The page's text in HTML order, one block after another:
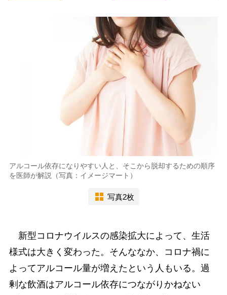
アルコール依存になりやすい人と、そこから脱却するための順序
を医師が解説（写真：イメージマート）
写真2枚
新型コロナウイルスの感染拡大によって、生活
様式は大きく変わった。そんななか、コロナ禍に
よってアルコール量が増えたという人もいる。過
剰な飲酒はアルコール依存につながりかねない